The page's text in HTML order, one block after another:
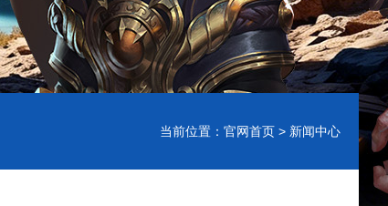
当前位置： 官网首页 > 新闻中心